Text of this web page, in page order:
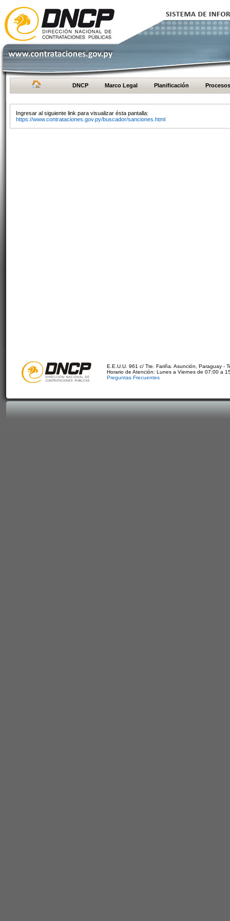
DNCP Marco Legal Planificación Procesos
Ingresar al siguiente link para visualizar ésta pantalla:
https://www.contrataciones.gov.py/buscador/sanciones.html
E.E.U.U. 961 c/ Tte. Fariña. Asunción, Paraguay -
Horario de Atención: Lunes a Viernes de 07:00 a
Preguntas Frecuentes